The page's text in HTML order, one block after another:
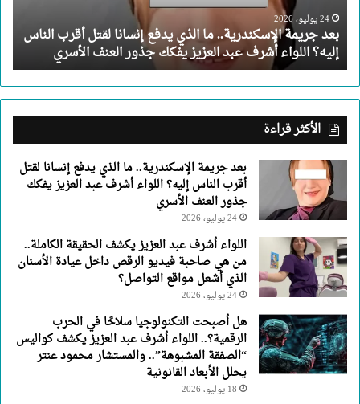
لقتل
أقرب
الناس
إليه؟
اللواء
أشرف
عبد
العزيز
جذور
العنف
الأسري
24 يوليو، 2026
بعد جريمة الإسكندرية.. ما الذي يدفع إنسانا لقتل أقرب الناس
إليه؟ اللواء أشرف عبد العزيز يفكك جذور العنف الأسري
الأكثر قراءة
بعد جريمة الإسكندرية.. ما الذي يدفع إنسانا لقتل
أقرب الناس إليه؟ اللواء أشرف عبد العزيز يفكك
جذور العنف الأسري
24 يوليو، 2026
اللواء أشرف عبد العزيز يكشف الحقيقة الكاملة..
من هي صاحبة فيديو الرقص داخل عيادة الأسنان
الذي أشعل مواقع التواصل؟
24 يوليو، 2026
هل أصبحت التكنولوجيا سلاحًا في الحرب
الرقمية؟.. اللواء أشرف عبد العزيز يكشف كواليس
“الصفقة المشبوهة”.. والمستشار محمود عنتر
يحلل الأبعاد القانونية
18 يوليو، 2026